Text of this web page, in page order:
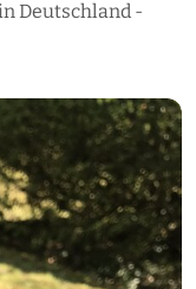
Deutschland -